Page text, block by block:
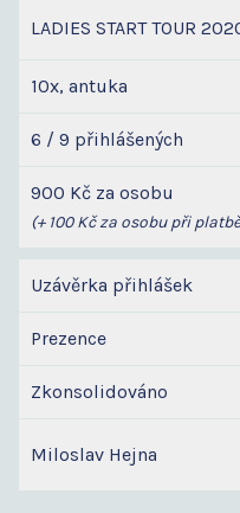
LADIES START TOUR
10x, antuka
6 / 9 přihlášených
900 Kč za osobu
(+ 100 Kč za osobu při
Uzávěrka přihlášek
Prezence
Zkonsolidováno
Miloslav Hejna